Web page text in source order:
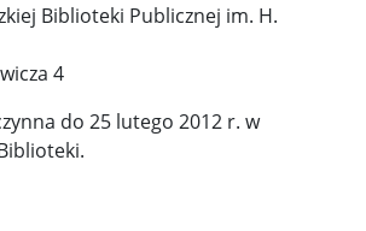
Biblioteki Publicznej im. H.
4
do 25 lutego 2012 r. w